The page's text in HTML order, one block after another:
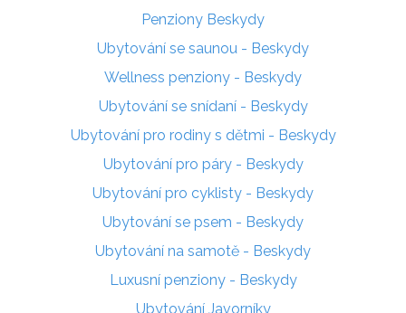
Penziony Beskydy
Ubytování se saunou - Beskydy
Wellness penziony - Beskydy
Ubytování se snídaní - Beskydy
Ubytování pro rodiny s dětmi - Beskydy
Ubytování pro páry - Beskydy
Ubytování pro cyklisty - Beskydy
Ubytování se psem - Beskydy
Ubytování na samotě - Beskydy
Luxusní penziony - Beskydy
Ubytování Javorníky